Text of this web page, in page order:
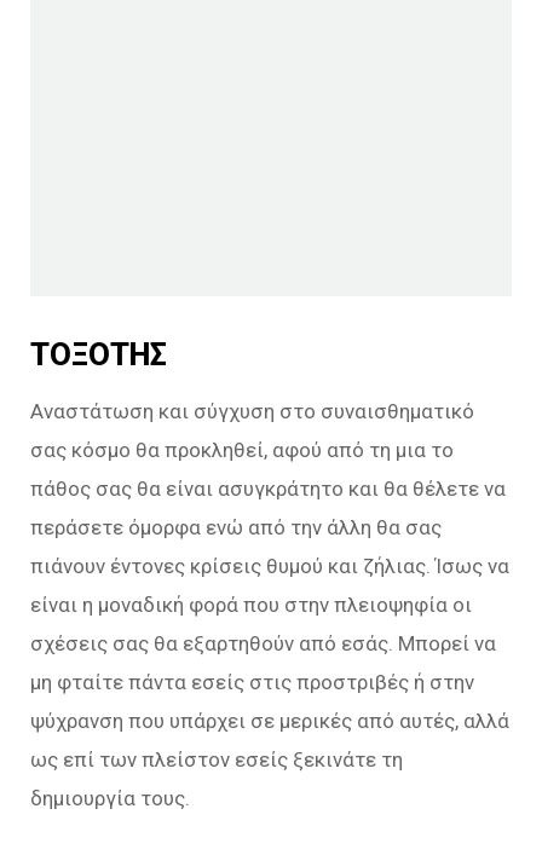
ΤΟΞΟΤΗΣ
Αναστάτωση και σύγχυση στο συναισθηματικό
σας κόσμο θα προκληθεί, αφού από τη μια το
πάθος σας θα είναι ασυγκράτητο και θα θέλετε να
περάσετε όμορφα ενώ από την άλλη θα σας
πιάνουν έντονες κρίσεις θυμού και ζήλιας. Ίσως να
είναι η μοναδική φορά που στην πλειοψηφία οι
σχέσεις σας θα εξαρτηθούν από εσάς. Μπορεί να
μη φταίτε πάντα εσείς στις προστριβές ή στην
ψύχρανση που υπάρχει σε μερικές από αυτές, αλλά
ως επί των πλείστον εσείς ξεκινάτε τη
δημιουργία τους.